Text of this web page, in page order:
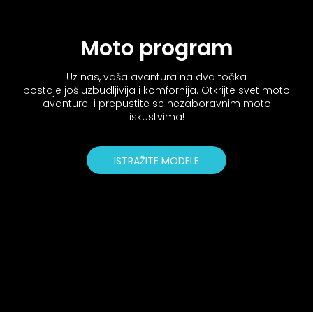
Moto program
Uz nas, vaša avantura na dva točka
postaje još uzbudljivija i komfornija. Otkrijte svet moto
avanture i prepustite se nezaboravnim moto
iskustvima!
ISTRAŽITE MODELE